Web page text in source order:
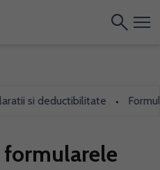
si deductibilitate •